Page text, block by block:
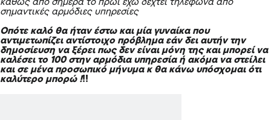
καθώς από σήμερα το πρωί έχω δεχτεί τηλέφωνα από
σημαντικές αρμόδιες υπηρεσίες
Οπότε καλό θα ήταν έστω και μία γυναίκα που
αντιμετωπίζει αντίστοιχο πρόβλημα εάν δει αυτήν την
δημοσίευση να ξέρει πως δεν είναι μόνη της και μπορεί να
καλέσει το 100 στην αρμόδια υπηρεσία ή ακόμα να στείλει
και σε μένα προσωπικό μήνυμα κ θα κάνω υπόσχομαι ότι
καλύτερο μπορώ !!!